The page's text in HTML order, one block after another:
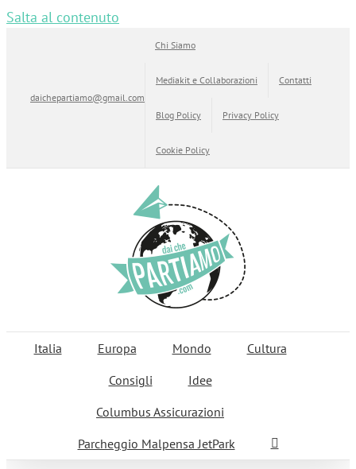
Salta al contenuto
daichepartiamo@gmail.com
Chi Siamo
Mediakit e Collaborazioni Contatti
Blog Policy Privacy Policy
Cookie Policy
Italia Europa Mondo
Cultura
Consigli
Idee
Columbus Assicurazioni
Parcheggio Malpensa JetPark